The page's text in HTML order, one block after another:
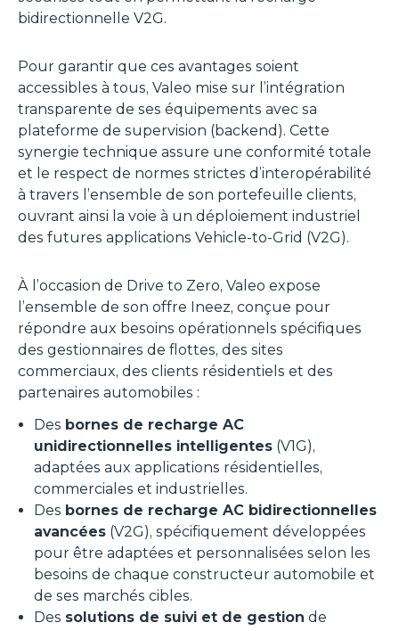
bidirectionnelle V2G.
Pour garantir que ces avantages soient
accessibles à tous, Valeo mise sur l’intégration
transparente de ses équipements avec sa
plateforme de supervision (backend). Cette
synergie technique assure une conformité totale
et le respect de normes strictes d’interopérabilité
à travers l’ensemble de son portefeuille clients,
ouvrant ainsi la voie à un déploiement industriel
des futures applications Vehicle-to-Grid (V2G).
À l’occasion de Drive to Zero, Valeo expose
l’ensemble de son offre Ineez, conçue pour
répondre aux besoins opérationnels spécifiques
des gestionnaires de flottes, des sites
commerciaux, des clients résidentiels et des
partenaires automobiles :
Des bornes de recharge AC
unidirectionnelles intelligentes (V1G),
adaptées aux applications résidentielles,
commerciales et industrielles.
Des bornes de recharge AC bidirectionnelles
avancées (V2G), spécifiquement développées
pour être adaptées et personnalisées selon les
besoins de chaque constructeur automobile et
de ses marchés cibles.
Des solutions de suivi et de gestion de